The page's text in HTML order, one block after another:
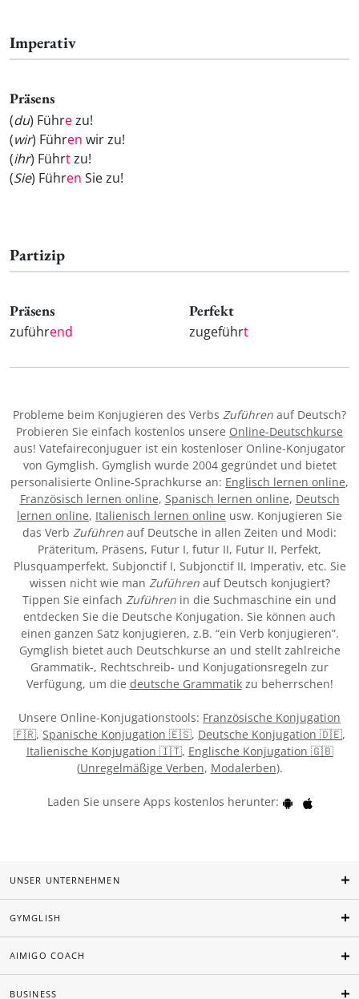
Imperativ
Präsens
(du) Führezu!
(wir) Führen wir zu!
(ihr) Führtzu!
(Sie) Führen Sie zu!
Partizip
Präsens
zuführend
Perfekt
zugeführt
Probleme beim Konjugieren des Verbs Zuführen auf Deutsch?
Probieren Sie einfach kostenlos unsere Online-Deutschkurse
aus! Vatefaireconjuguer ist ein kostenloser Online-Konjugator
von Gymglish. Gymglish wurde 2004 gegründet und bietet
personalisierte Online-Sprachkurse an: Englisch lernen online,
Französisch lernen online, Spanisch lernen online, Deutsch
lernen online, Italienisch lernen online usw. Konjugieren Sie
das Verb Zuführen auf Deutsche in allen Zeiten und Modi:
Präteritum, Präsens, Futur I, futur II, Futur II, Perfekt,
Plusquamperfekt, Subjonctif I, Subjonctif II, Imperativ, etc. Sie
wissen nicht wie man Zuführenauf Deutsch konjugiert?
Tippen Sie einfach Zuführen in die Suchmaschine ein und
entdecken Sie die Deutsche Konjugation. Sie können auch
einen ganzen Satz konjugieren, z.B. “ein Verb konjugieren”.
Gymglish bietet auch Deutschkurse an und stellt zahlreiche
Grammatik-, Rechtschreib- und Konjugationsregeln zur
Verfügung, um die deutsche Grammatikzu beherrschen!
Unsere Online-Konjugationstools: Französische Konjugation
🇫🇷, Spanische Konjugation 🇪🇸, Deutsche Konjugation 🇩🇪,
Italienische Konjugation 🇮🇹, Englische Konjugation 🇬🇧
(Unregelmäßige Verben, Modalerben).
Laden Sie unsere Apps kostenlos herunter:
UNSER UNTERNEHMEN
GYMGLISH
AIMIGO COACH
BUSINESS